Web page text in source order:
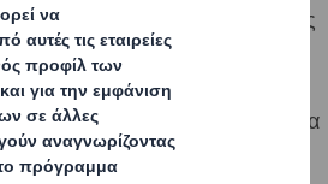
στα περίπτερά της επισκέπτες
τις βιώσιμες
φρούτα, λαχανικά, λάδια και
μαζί τους για τη σημασία
οικονομία ως μοχλού